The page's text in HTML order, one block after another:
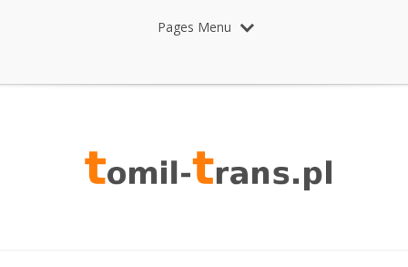
Pages Menu